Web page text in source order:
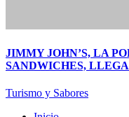
JIMMY JOHN’S, LA
SANDWICHES,
Turismo y Sabores